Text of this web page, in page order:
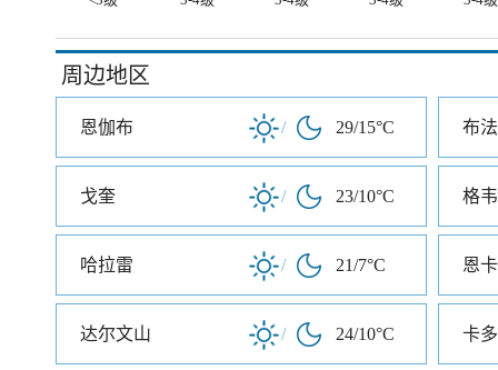
周边地区
恩伽布 / 29/15°C 布
戈奎 / 23/10°C 格
哈拉雷 / 21/7°C 恩
达尔文山 / 24/10°C 卡